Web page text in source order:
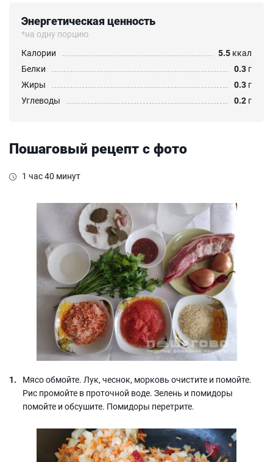
Энергетическая ценность
*на одну порцию
Калории
5.5 ккал
Белки
0.3 г
Жиры
0.3 г
Углеводы
0.2 г
Пошаговый рецепт с фото
1 час 40 минут
Мясо обмойте. Лук, чеснок, морковь очистите и помойте.
Рис промойте в проточной воде. Зелень и помидоры
помойте и обсушите. Помидоры перетрите.